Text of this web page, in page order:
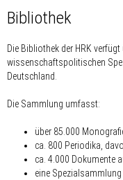
Bibliothek
Die Bibliothek der HRK
wissenschaftspolitischen
Deutschland.
Die Sammlung umfasst:
über 85.000
ca. 800 Periodika,
ca. 4.000 Dokumente
eine